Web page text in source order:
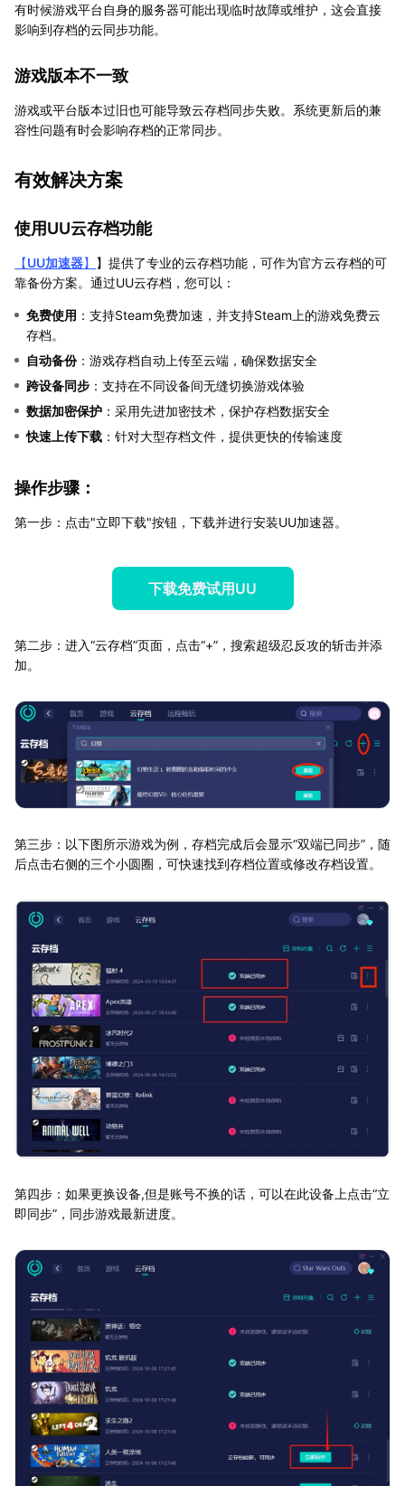
有时候游戏平台自身的服务器可能出现临时故障或维护，这会直接
影响到存档的云同步功能。
游戏版本不一致
游戏或平台版本过旧也可能导致云存档同步失败。系统更新后的兼
容性问题有时会影响存档的正常同步。
有效解决方案
使用UU云存档功能
【UU加速器】
】提供了专业的云存档功能，可作为官方云存档的可
靠备份方案。通过UU云存档，您可以：
免费使用 ：支持Steam免费加速，并支持Steam上的游戏免费云
存档。
自动备份：游戏存档自动上传至云端，确保数据安全
跨设备同步 ：支持在不同设备间无缝切换游戏体验
数据加密保护 ：采用先进加密技术，保护存档数据安全
快速上传下载 ：针对大型存档文件，提供更快的传输速度
操作步骤：
第一步：点击"立即下载"按钮，下载并进行安装UU加速器。
下载免费试用UU
第二步：进入“云存档”页面，点击“+”，搜索超级忍反攻的斩击并添
加。
第三步：以下图所示游戏为例，存档完成后会显示“双端已同步”，随
后点击右侧的三个小圆圈，可快速找到存档位置或修改存档设置。
第四步：如果更换设备,但是账号不换的话，可以在此设备上点击“立
即同步”，同步游戏最新进度。